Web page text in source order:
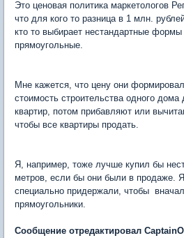
Это ценовая политика маркетологов
что для кого то разница в 1 млн.
кто то выбирает нестандартные формы
прямоугольные.
Мне кажется, что цену они
стоимость строительства одного
квартир, потом прибавляют или
чтобы все квартиры продать.
Я, например, тоже лучше купил бы
метров, если бы они были в продаже.
специально придержали, чтобы
прямоугольники.
Сообщение отредактировал